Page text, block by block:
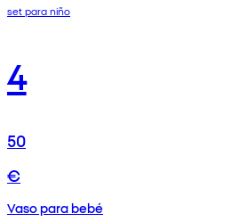
set para niño
4
50
€
Vaso para bebé